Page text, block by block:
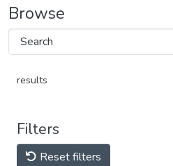
Browse
results
Filters
Reset filters